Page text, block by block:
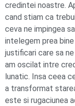
credintei noastre.
cand stiam ca
ceva ne impingea
intelegem prea
justificari care sa
am oscilat intre
lunatic. Insa ceea
a transformat
este si rugaciunea